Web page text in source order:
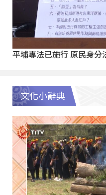
平埔專法已施行 原民身分
文化小辭典